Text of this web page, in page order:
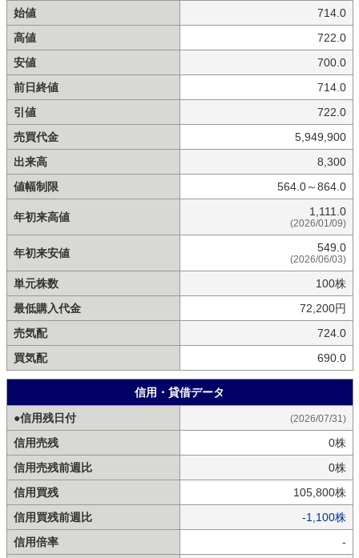
始値
714.0
高値
722.0
安値
700.0
前日終値
714.0
引値
722.0
売買代金
5,949,900
出来高
8,300
値幅制限
564.0～864.0
年初来高値 1,111.0
(2026/01/09)
年初来安値 549.0
(2026/06/03)
単元株数
100株
最低購入代金
72,200円
売気配
724.0
買気配
690.0
信用・貸借データ
●信用残日付
(2026/07/31)
信用売残
0株
信用売残前週比
0株
信用買残
105,800株
信用買残前週比
-1,100株
信用倍率
-